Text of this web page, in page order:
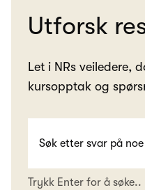
Utforsk
Let i NRs veiledere,
kursopptak og
Trykk Enter for å søke..